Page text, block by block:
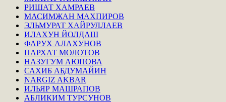
РИШАТ ХАМРАЕВ
МАСИМЖАН МАХПИРОВ
ЭЛЬМУРАТ ХАЙРУЛЛАЕВ
ИЛАХУН ЙОЛДАШ
ФАРУХ АЛАХУНОВ
ПАРХАТ МОЛОТОВ
НАЗУГУМ АЮПОВА
САХИБ АБДУМАЙИН
NARGIZ AKBAR
ИЛЬЯР МАШРАПОВ
АБЛИКИМ ТУРСУНОВ